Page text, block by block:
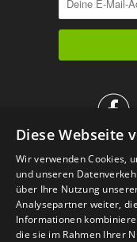

IM KATALOG
Diese Webseite
Wir verwenden Cookies,
und unseren
über Ihre Nutzung
Analysepartner weiter,
Informationen
die sie im Rahmen Ihrer